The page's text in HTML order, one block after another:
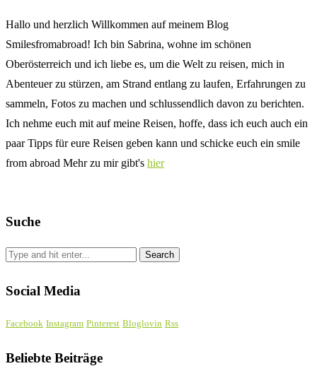
Hallo und herzlich Willkommen auf meinem Blog
Smilesfromabroad! Ich bin Sabrina, wohne im schönen
Oberösterreich und ich liebe es, um die Welt zu reisen, mich in
Abenteuer zu stürzen, am Strand entlang zu laufen, Erfahrungen zu
sammeln, Fotos zu machen und schlussendlich davon zu berichten.
Ich nehme euch mit auf meine Reisen, hoffe, dass ich euch auch ein
paar Tipps für eure Reisen geben kann und schicke euch ein smile
from abroad Mehr zu mir gibt's hier
Suche
Social Media
Facebook Instagram Pinterest Bloglovin Rss
Beliebte Beiträge